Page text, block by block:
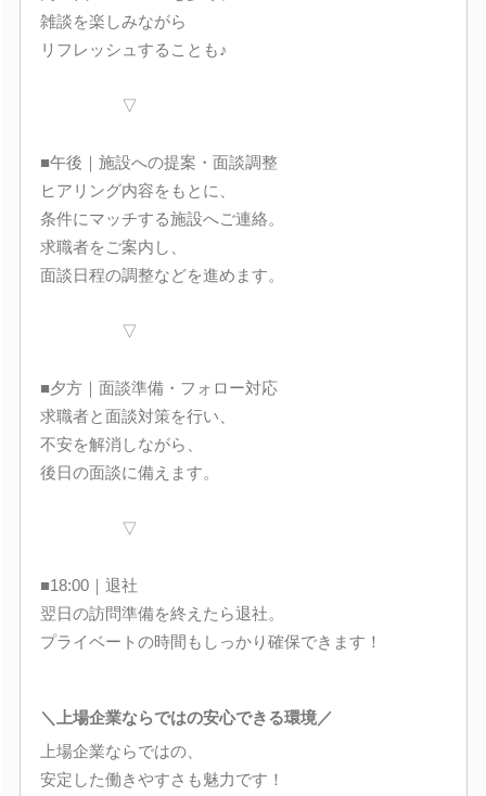
雑談を楽しみながら
リフレッシュすることも♪
▽
■午後｜施設への提案・面談調整
ヒアリング内容をもとに、
条件にマッチする施設へご連絡。
求職者をご案内し、
面談日程の調整などを進めます。
▽
■夕方｜面談準備・フォロー対応
求職者と面談対策を行い、
不安を解消しながら、
後日の面談に備えます。
▽
■18:00｜退社
翌日の訪問準備を終えたら退社。
プライベートの時間もしっかり確保できます！
＼上場企業ならではの安心できる環境／
上場企業ならではの、
安定した働きやすさも魅力です！